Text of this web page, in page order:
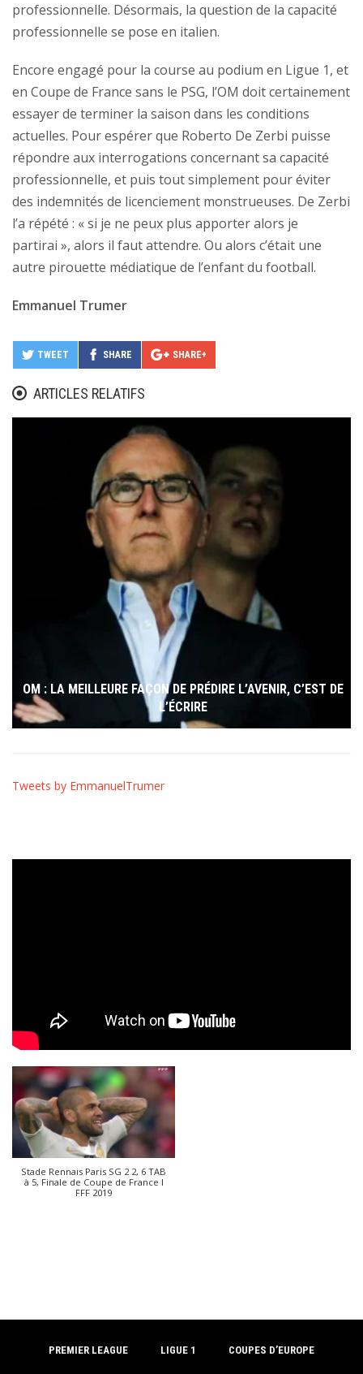
professionnelle. Désormais, la question de la capacité
professionnelle se pose en italien.
Encore engagé pour la course au podium en Ligue 1, et
en Coupe de France sans le PSG, l’OM doit certainement
essayer de terminer la saison dans les conditions
actuelles. Pour espérer que Roberto De Zerbi puisse
répondre aux interrogations concernant sa capacité
professionnelle, et puis tout simplement pour éviter
des indemnités de licenciement monstrueuses. De Zerbi
l’a répété : « si je ne peux plus apporter alors je
partirai », alors il faut attendre. Ou alors c’était une
autre pirouette médiatique de l’enfant du football.
Emmanuel Trumer
TWEET SHARE SHARE+
ARTICLES RELATIFS
OM : LA MEILLEURE FAÇON DE PRÉDIRE L’AVENIR, C’EST DE
L’ÉCRIRE
Tweets by EmmanuelTrumer
Stade Rennais Paris SG 2 2, 6 TAB
à 5, Finale de Coupe de France I
FFF 2019
PREMIER LEAGUE LIGUE 1 COUPES D’EUROPE